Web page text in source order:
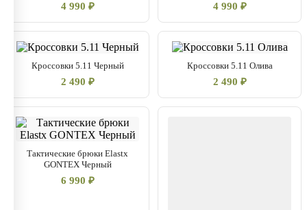
4 990 ₽ 4 990 ₽
Кроссовки 5.11 Черный
2 490 ₽
Кроссовки 5.11 Олива
2 490 ₽
Тактические брюки Elastx
GONTEX Черный
6 990 ₽